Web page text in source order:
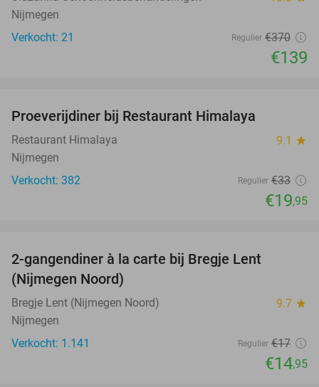
Nijmegen
Verkocht: 21
Regulier €370
€139
Proeverijdiner bij Restaurant Himalaya
Restaurant Himalaya 9.1 star
Nijmegen
Verkocht: 382
Regulier €33
€19,95
2-gangendiner à la carte bij Bregje Lent
(Nijmegen Noord)
Bregje Lent (Nijmegen Noord) 9.7 star
Nijmegen
Verkocht: 1.141
Regulier €17
€14,95